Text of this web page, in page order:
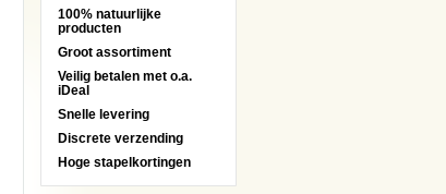
100% natuurlijke
producten
Groot assortiment
Veilig betalen met o.a.
iDeal
Snelle levering
Discrete verzending
Hoge stapelkortingen